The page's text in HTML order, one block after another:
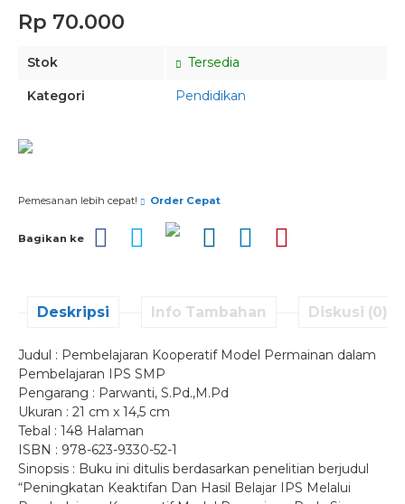
Rp 70.000
Stok Tersedia
Kategori Pendidikan
Pemesanan lebih cepat! Order Cepat
Bagikan ke
Deskripsi Info Tambahan Diskusi (0)
Judul : Pembelajaran Kooperatif Model Permainan dalam
Pembelajaran IPS SMP
Pengarang : Parwanti, S.Pd.,M.Pd
Ukuran : 21 cm x 14,5 cm
Tebal : 148 Halaman
ISBN : 978-623-9330-52-1
Sinopsis : Buku ini ditulis berdasarkan penelitian berjudul
“Peningkatan Keaktifan Dan Hasil Belajar IPS Melalui